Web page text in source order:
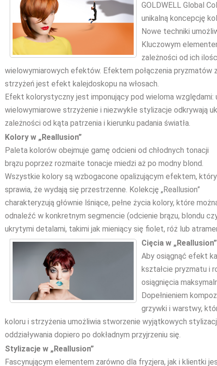
GOLDWELL Global
unikalną koncepcję
Nowe techniki
Kluczowym
zależności od ich
wielowymiarowych efektów. Efektem połączenia pryzmatów
strzyżeń jest efekt kalejdoskopu na włosach.
Efekt kolorystyczny jest imponujący pod wieloma względami:
wielowymiarowe strzyżenie i niezwykłe stylizacje odkrywają
zależności od kąta patrzenia i kierunku padania światła.
Kolory w „Reallusion”
Paleta kolorów obejmuje gamę odcieni od chłodnych tonacji
brązu poprzez rozmaite tonacje miedzi aż po modny blond.
Wszystkie kolory są wzbogacone opalizującym efektem, który
sprawia, że wydają się przestrzenne. Kolekcję „Reallusion”
charakteryzują głównie lśniące, pełne życia kolory, które
odnaleźć w konkretnym segmencie (odcienie brązu, blondu
ukrytymi detalami, takimi jak mieniący się fiolet, róż lub
Cięcia w „Reallusion”
Aby osiągnąć efekt
kształcie pryzmatu i
osiągnięcia
Dopełnieniem
grzywki i warstwy,
koloru i strzyżenia umożliwia stworzenie wyjątkowych
oddziaływania dopiero po dokładnym przyjrzeniu się.
Stylizacje w „Reallusion”
Fascynującym elementem zarówno dla fryzjera, jak i klientki